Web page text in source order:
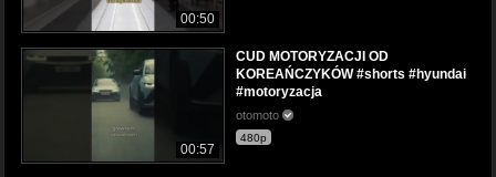
00:50
00:57
CUD MOTORYZACJI OD
KOREAŃCZYKÓW #shorts #hyundai
#motoryzacja
otomoto
480p